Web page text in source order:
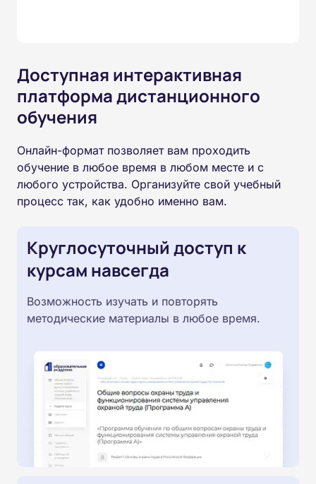
Доступная интерактивная
платформа дистанционного
обучения
Онлайн-формат позволяет вам проходить
обучение в любое время в любом месте и с
любого устройства. Организуйте свой учебный
процесс так, как удобно именно вам.
Круглосуточный доступ к
курсам навсегда
Возможность изучать и повторять
методические материалы в любое время.